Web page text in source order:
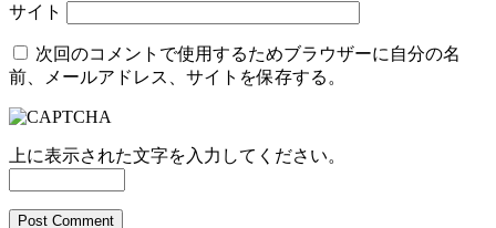
サイト
次回のコメントで使用するためブラウザーに自分の名
前、メールアドレス、サイトを保存する。
上に表示された文字を入力してください。